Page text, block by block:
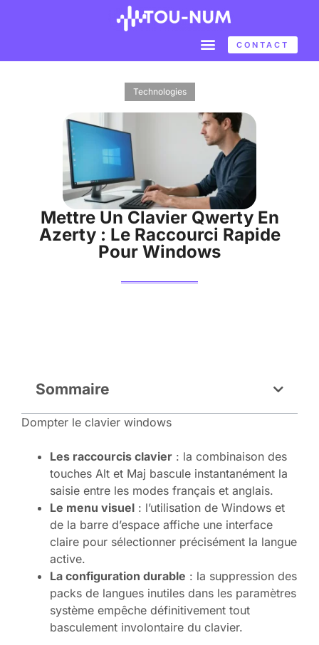
CONTACT
Technologies
Mettre Un Clavier Qwerty En
Azerty : Le Raccourci Rapide
Pour Windows
Sommaire
Dompter le clavier windows
Les raccourcis clavier : la combinaison des
touches Alt et Maj bascule instantanément la
saisie entre les modes français et anglais.
Le menu visuel : l’utilisation de Windows et
de la barre d’espace affiche une interface
claire pour sélectionner précisément la langue
active.
La configuration durable : la suppression des
packs de langues inutiles dans les paramètres
système empêche définitivement tout
basculement involontaire du clavier.